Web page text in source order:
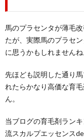
馬のプラセンタが薄毛
たが、実際馬のプラセ
に思うかもしれませんね
先ほども説明した通り
れたらかなり高価な育
ん。
当ブログの育毛剤ラン
流スカルプエッセンス